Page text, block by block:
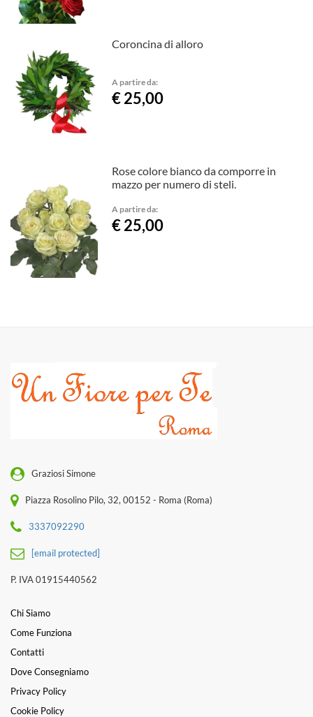
Coroncina di alloro
A partire da:
€ 25,00
Rose colore bianco da comporre in
mazzo per numero di steli.
A partire da:
€ 25,00
Graziosi Simone
Piazza Rosolino Pilo, 32, 00152 - Roma (Roma)
3337092290
[email protected]
P. IVA 01915440562
Chi Siamo
Come Funziona
Contatti
Dove Consegniamo
Privacy Policy
Cookie Policy